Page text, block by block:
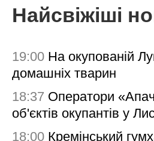
Найсвіжіші
19:00 На окупованій
домашніх тварин
18:37 Оператори
об'єктів окупантів у
18:00 Кремінський